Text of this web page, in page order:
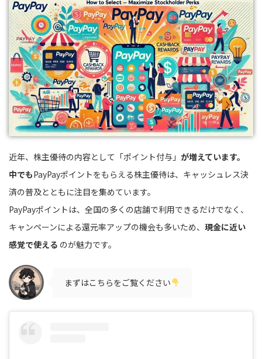
近年、株主優待の内容として「ポイント付与」 が増えています。
中でもPayPayポイントをもらえる株主優待は、キャッシュレス決
済の普及とともに注目を集めています。
PayPayポイントは、全国の多くの店舗で利用できるだけでなく、
キャンペーンによる還元率アップの機会も多いため、 現金に近い
感覚で使える のが魅力です。
まずはこちらをご覧ください